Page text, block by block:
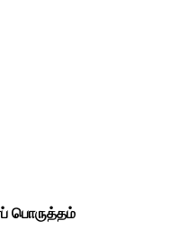
பொருத்தம்